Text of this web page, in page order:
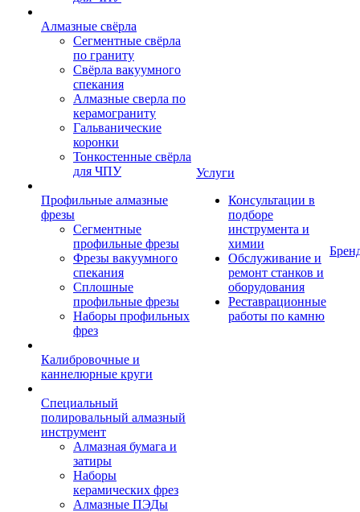
Алмазные свёрла
Сегментные свёрла
по граниту
Свёрла вакуумного
спекания
Алмазные сверла по
керамограниту
Гальванические
коронки
Тонкостенные свёрла
для ЧПУ
Профильные алмазные
фрезы
Сегментные
профильные фрезы
Фрезы вакуумного
спекания
Сплошные
профильные фрезы
Наборы профильных
фрез
Калибровочные и
каннелюрные круги
Специальный
полировальный алмазный
инструмент
Алмазная бумага и
затиры
Наборы
керамических фрез
Алмазные ПЭДы
Услуги
Консультации в
подборе
инструмента и
химии
Обслуживание и
ремонт станков и
оборудования
Реставрационные
работы по камню